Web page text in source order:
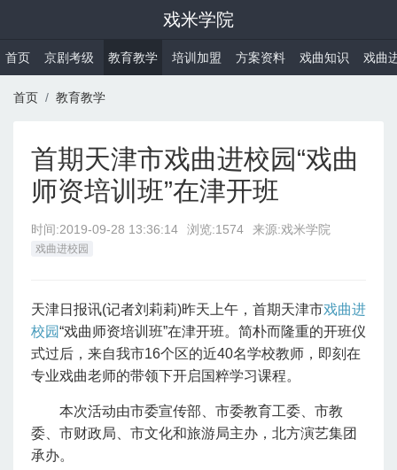
戏米学院
首页 京剧考级 教育教学 培训加盟 方案资料 戏曲知识 戏曲
首页 教育教学
首期天津市戏曲进校园“戏曲
师资培训班”在津开班
时间:2019-09-28 13:36:14 浏览:1574 来源:戏米学院
戏曲进校园
天津日报讯(记者刘莉莉)昨天上午，首期天津市戏曲进
校园“戏曲师资培训班”在津开班。简朴而隆重的开班仪
式过后，来自我市16个区的近40名学校教师，即刻在
专业戏曲老师的带领下开启国粹学习课程。
本次活动由市委宣传部、市委教育工委、市教
委、市财政局、市文化和旅游局主办，北方演艺集团
承办。